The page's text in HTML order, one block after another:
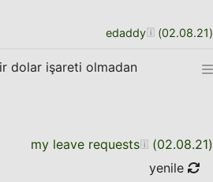
edaddy (02.08.21)
dolar işareti olmadan
my leave requests (02.08.21)
yenile